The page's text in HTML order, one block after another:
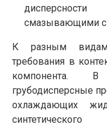
смазывающими
К разным
требования в
компонента. В
грубодисперсные
охлаждающих